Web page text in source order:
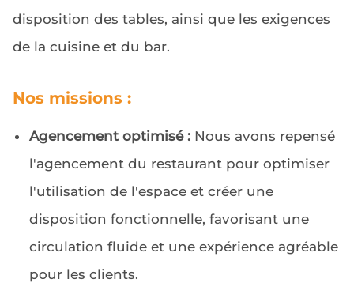
disposition des tables, ainsi que les exigences
de la cuisine et du bar.
Nos missions :
Agencement optimisé : Nous avons repensé
l'agencement du restaurant pour optimiser
l'utilisation de l'espace et créer une
disposition fonctionnelle, favorisant une
circulation fluide et une expérience agréable
pour les clients.